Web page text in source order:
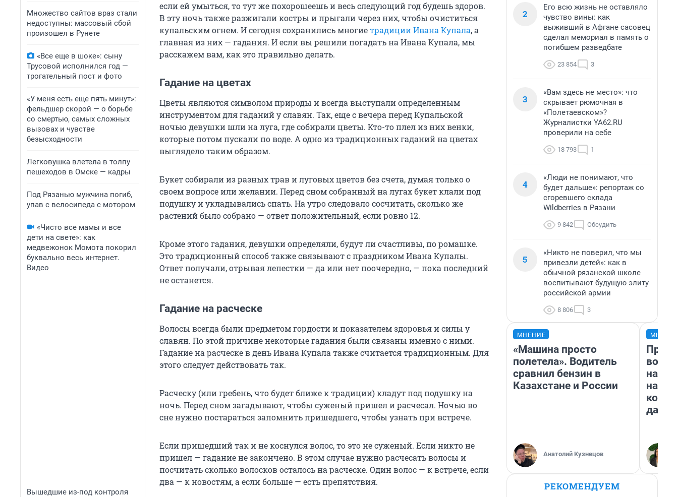
Множество сайтов враз стали
недоступны: массовый сбой
произошел в Рунете
«Все еще в шоке»: сыну
Трусовой исполнился год —
трогательный пост и фото
«У меня есть еще пять минут»:
фельдшер скорой — о борьбе
со смертью, самых сложных
вызовах и чувстве
безысходности
Легковушка влетела в толпу
пешеходов в Омске — кадры
Под Рязанью мужчина погиб,
упав с велосипеда с мотором
«Чисто все мамы и все
дети на свете»: как
медвежонок Момота покорил
буквально весь интернет.
Видео
Вышедшие из-под контроля
если ей умыться, то тут же похорошеешь и весь следующий год будешь здоров.
В эту ночь также разжигали костры и прыгали через них, чтобы очиститься
купальским огнем. И сегодня сохранились многиетрадиции Ивана Купала, а
главная из них — гадания. И если вы решили погадать на Ивана Купала, мы
расскажем вам, как это правильно делать.
Гадание на цветах
Цветы являются символом природы и всегда выступали определенным
инструментом для гаданий у славян. Так, еще с вечера перед Купальской
ночью девушки шли на луга, где собирали цветы. Кто-то плел из них венки,
которые потом пускали по воде. А одно из традиционных гаданий на цветах
выглядело таким образом.
Букет собирали из разных трав и луговых цветов без счета, думая только о
своем вопросе или желании. Перед сном собранный на лугах букет клали под
подушку и укладывались спать. На утро следовало сосчитать, сколько же
растений было собрано — ответ положительный, если ровно 12.
Кроме этого гадания, девушки определяли, будут ли счастливы, по ромашке.
Это традиционный способ также связывают с праздником Ивана Купалы.
Ответ получали, отрывая лепестки — да или нет поочередно, — пока последний
не останется.
Гадание на расческе
Волосы всегда были предметом гордости и показателем здоровья и силы у
славян. По этой причине некоторые гадания были связаны именно с ними.
Гадание на расческе в день Ивана Купала также считается традиционным. Для
этого следует действовать так.
Расческу (или гребень, что будет ближе к традиции) кладут под подушку на
ночь. Перед сном загадывают, чтобы суженый пришел и расчесал. Ночью во
сне нужно постараться запомнить пришедшего, чтобы узнать при встрече.
Если пришедший так и не коснулся волос, то это не суженый. Если никто не
пришел — гадание не закончено. В этом случае нужно расчесать волосы и
посчитать сколько волосков осталось на расческе. Один волос — к встрече, если
два — к новостям, а если больше — есть препятствия.
2
Его всю жизнь не оставляло
чувство вины: как
выживший в Афгане сасовец
сделал мемориал в память о
погибшем разведбате
23 854 3
3
«Вам здесь не место»: что
скрывает рюмочная в
«Полетаевском»?
Журналистки YA62.RU
проверили на себе
18 793 1
4
«Люди не понимают, что
будет дальше»: репортаж со
сгоревшего склада
Wildberries в Рязани
9 842 Обсудить
5
«Никто не поверил, что мы
привезли детей»: как в
обычной рязанской школе
воспитывают будущую элиту
российской армии
8 806 3
МНЕНИЕ
«Машина просто
полетела». Водитель
сравнил бензин в
Казахстане и России
Анатолий Кузнецов
нам
даже
РЕКОМЕНДУЕМ